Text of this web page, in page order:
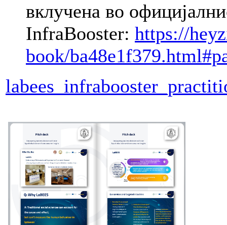
вклучена во
InfraBooster: https://
book/